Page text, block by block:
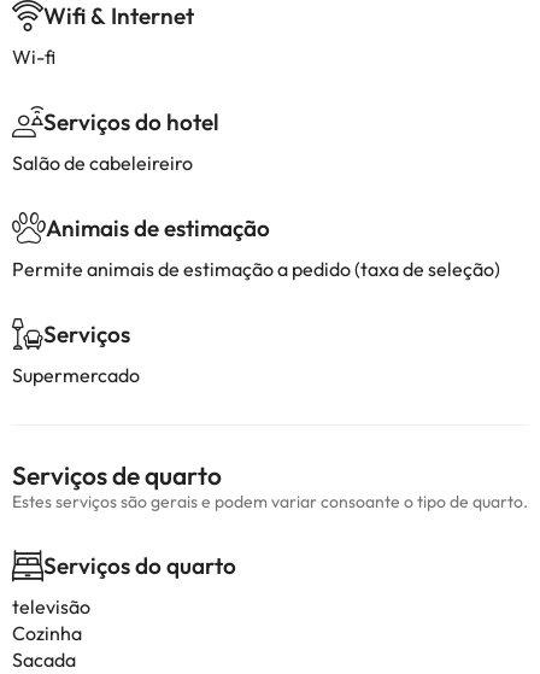
Wifi & Internet
Wi-fi
Serviços do hotel
Salão de cabeleireiro
Animais de estimação
Permite animais de estimação a pedido (taxa de seleção)
Serviços
Supermercado
Serviços de quarto
Estes serviços são gerais e podem variar consoante o tipo de quarto.
Serviços do quarto
televisão
Cozinha
Sacada